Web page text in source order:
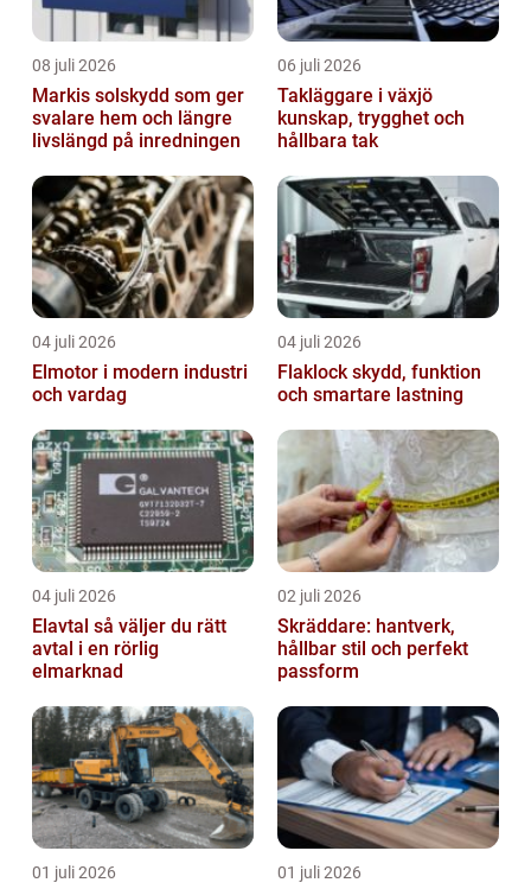
08 juli 2026
Markis solskydd som ger
svalare hem och längre
livslängd på inredningen
06 juli 2026
Takläggare i växjö
kunskap, trygghet och
hållbara tak
04 juli 2026
Elmotor i modern industri
och vardag
04 juli 2026
Flaklock skydd, funktion
och smartare lastning
04 juli 2026
Elavtal så väljer du rätt
avtal i en rörlig
elmarknad
02 juli 2026
Skräddare: hantverk,
hållbar stil och perfekt
passform
01 juli 2026 01 juli 2026